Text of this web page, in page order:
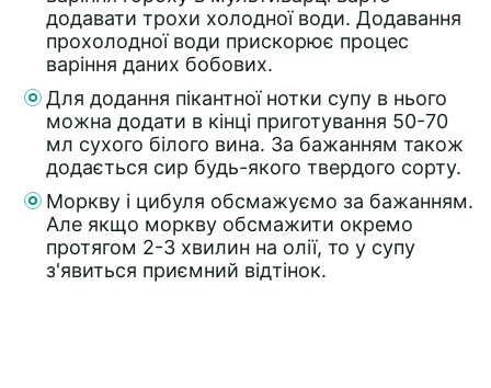
додавати трохи холодної води. Додавання
прохолодної води прискорює процес
варіння даних бобових.
Для додання пікантної нотки супу в нього
можна додати в кінці приготування 50-70
мл сухого білого вина. За бажанням також
додається сир будь-якого твердого сорту.
Моркву і цибуля обсмажуємо за бажанням.
Але якщо моркву обсмажити окремо
протягом 2-3 хвилин на олії, то у супу
з'явиться приємний відтінок.